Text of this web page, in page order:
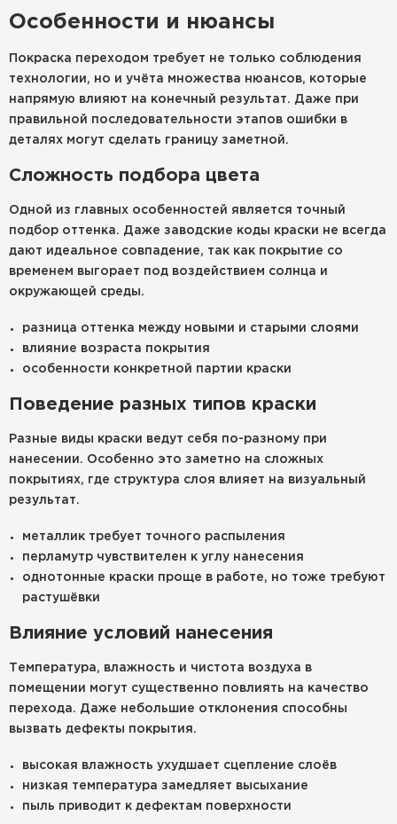
Особенности и нюансы
Покраска переходом требует не только соблюдения
технологии, но и учёта множества нюансов, которые
напрямую влияют на конечный результат. Даже при
правильной последовательности этапов ошибки в
деталях могут сделать границу заметной.
Сложность подбора цвета
Одной из главных особенностей является точный
подбор оттенка. Даже заводские коды краски не всегда
дают идеальное совпадение, так как покрытие со
временем выгорает под воздействием солнца и
окружающей среды.
разница оттенка между новыми и старыми слоями
влияние возраста покрытия
особенности конкретной партии краски
Поведение разных типов краски
Разные виды краски ведут себя по-разному при
нанесении. Особенно это заметно на сложных
покрытиях, где структура слоя влияет на визуальный
результат.
металлик требует точного распыления
перламутр чувствителен к углу нанесения
однотонные краски проще в работе, но тоже требуют
растушёвки
Влияние условий нанесения
Температура, влажность и чистота воздуха в
помещении могут существенно повлиять на качество
перехода. Даже небольшие отклонения способны
вызвать дефекты покрытия.
высокая влажность ухудшает сцепление слоёв
низкая температура замедляет высыхание
пыль приводит к дефектам поверхности